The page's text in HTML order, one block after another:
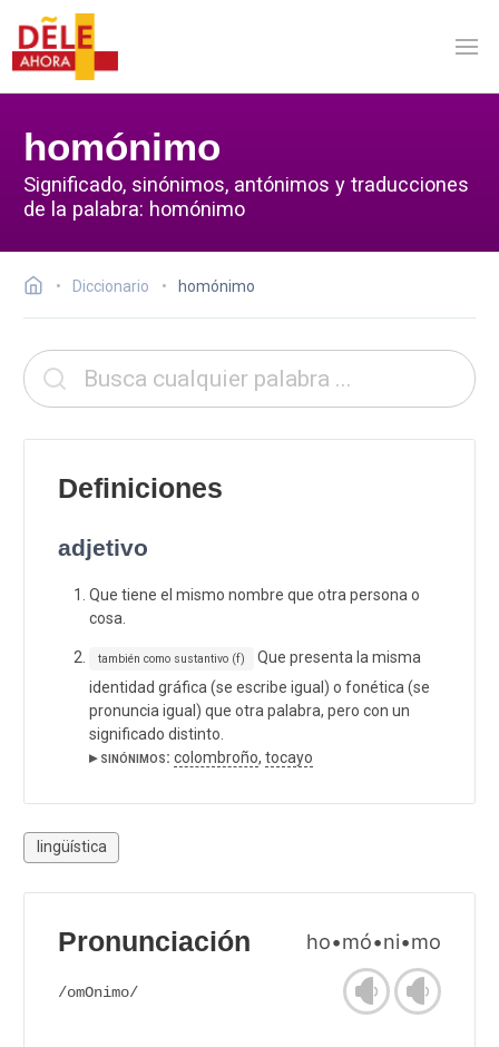
homónimo
Significado, sinónimos, antónimos y traducciones
de la palabra: homónimo
Diccionario homónimo
Definiciones
adjetivo
Que tiene el mismo nombre que otra persona o
cosa.
también como sustantivo (f)
Que presenta la misma
identidad gráfica (se escribe igual) o fonética (se
pronuncia igual) que otra palabra, pero con un
significado distinto.
▸ sinónimos: colombroño, tocayo
lingüística
Pronunciación ho•mó•ni•mo
/omOnimo/